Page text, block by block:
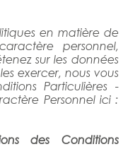
en matière de
personnel,
sur les données
exercer, nous vous
Particulières -
Personnel ici :
des Conditions